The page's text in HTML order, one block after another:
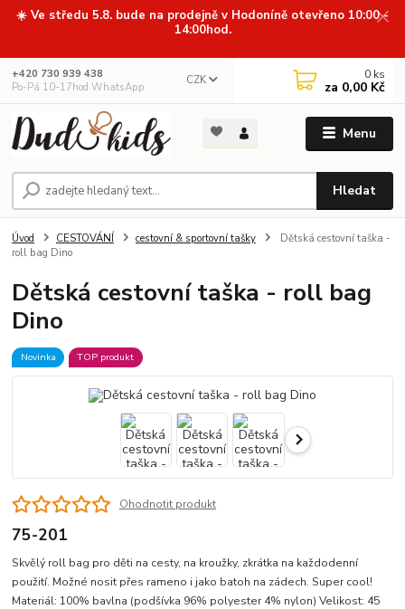
☀️ Ve středu 5.8. bude na prodejně v Hodoníně otevřeno 10:00 -
14:00hod.
Menu
CZK
Hledat
+420 730 939 438
Po-Pá 10-17hod WhatsApp
0 ks
za 0,00 Kč
Úvod CESTOVÁNÍ cestovní & sportovní tašky
Dětská cestovní taška -
roll bag Dino
Dětská cestovní taška - roll bag
Dino
Novinka TOP produkt
Ohodnotit produkt
75-201
Skvělý roll bag pro děti na cesty, na kroužky, zkrátka na každodenní
použití. Možné nosit přes rameno i jako batoh na zádech. Super cool!
Materiál: 100% bavlna (podšívka 96% polyester 4% nylon) Velikost: 45